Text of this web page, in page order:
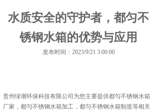
水质安全的守护者，都匀不
锈钢水箱的优势与应用
发布时间：2023/9/21 3:00:00
贵州绿潮环保科技有限公司为您主要提供都匀不锈钢水箱
厂家 ，都匀不锈钢水箱加工，都匀不锈钢水箱制造等相关